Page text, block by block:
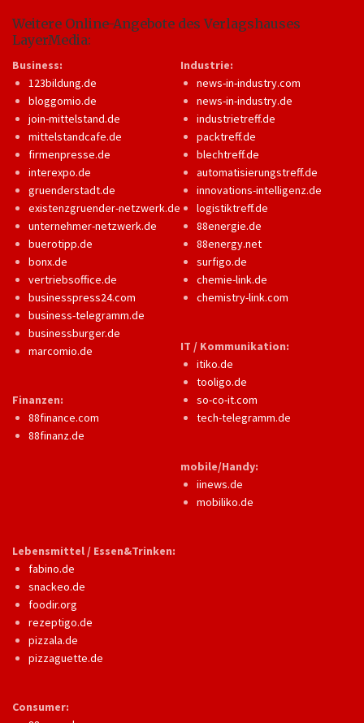
Weitere Online-Angebote des Verlagshauses
LayerMedia:
Business:
123bildung.de
bloggomio.de
join-mittelstand.de
mittelstandcafe.de
firmenpresse.de
interexpo.de
gruenderstadt.de
existenzgruender-netzwerk.de
unternehmer-netzwerk.de
buerotipp.de
bonx.de
vertriebsoffice.de
businesspress24.com
business-telegramm.de
businessburger.de
marcomio.de
Finanzen:
88finance.com
88finanz.de
Industrie:
news-in-industry.com
news-in-industry.de
industrietreff.de
packtreff.de
blechtreff.de
automatisierungstreff.de
innovations-intelligenz.de
logistiktreff.de
88energie.de
88energy.net
surfigo.de
chemie-link.de
chemistry-link.com
IT / Kommunikation:
itiko.de
tooligo.de
so-co-it.com
tech-telegramm.de
mobile/Handy:
iinews.de
mobiliko.de
Lebensmittel / Essen&Trinken:
fabino.de
snackeo.de
foodir.org
rezeptigo.de
pizzala.de
pizzaguette.de
Consumer: